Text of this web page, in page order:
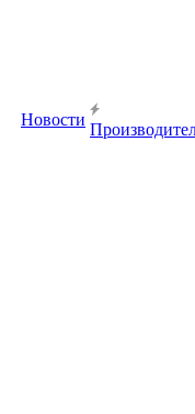
Новости